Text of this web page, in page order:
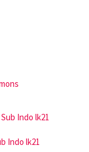
Indo lk21
Indo lk21